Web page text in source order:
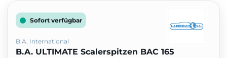
Sofort verfügbar
B.A. International
B.A. ULTIMATE Scalerspitzen BAC 165